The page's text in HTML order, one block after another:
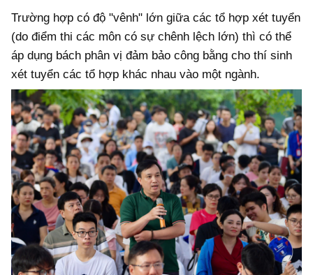
Trường hợp có độ "vênh" lớn giữa các tổ hợp xét tuyển
(do điểm thi các môn có sự chênh lệch lớn) thì có thể
áp dụng bách phân vị đảm bảo công bằng cho thí sinh
xét tuyển các tổ hợp khác nhau vào một ngành.